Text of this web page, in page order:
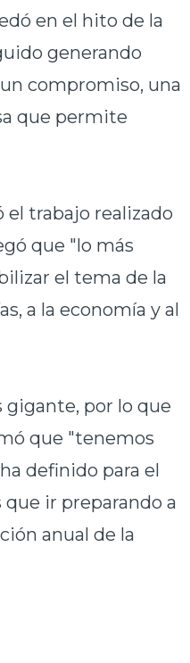
en el hito de la
generando
compromiso, una
que permite
el trabajo realizado
que "lo más
el tema de la
a la economía y al
gigante, por lo que
que "tenemos
definido para el
que ir preparando a
anual de la